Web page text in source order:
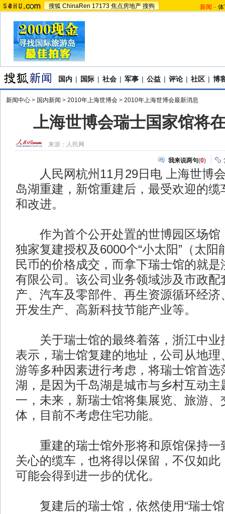
搜狐 ChinaRen 17173 焦点房地产 搜狗 新闻 -
国内 | 国际 | 社会 | 军事 | 公益 | 评论 | 社区 | 博
新闻中心 > 国内新闻 > 2010年上海世博会 > 2010年上海世博会最新消息
上海世博会瑞士国家馆将
来源： 人民网
我来说两句(0)
人民网杭州11月29日电 上海世博会
岛湖重建，新馆重建后，最受欢迎的
和改进。
作为首个公开处置的世博园区场馆
独家复建授权及6000个“小太阳”（太阳
民币的价格成交，而拿下瑞士馆的就
有限公司。该公司业务领域涉及市政配
产、汽车及零部件、再生资源循环经济
开发生产、高新科技节能产业等。
关于瑞士馆的最终着落，浙江中业
表示，瑞士馆复建的地址，公司从地理
游等多种因素进行考虑，将瑞士馆首选
湖，是因为千岛湖是城市与乡村互动主
一，未来，新瑞士馆将集展览、旅游、
体，目前不考虑住宅功能。
重建的瑞士馆外形将和原馆保持一
关心的缆车，也将得以保留，不仅如
可能会得到进一步的优化。
复建后的瑞士馆，依然使用“瑞士馆